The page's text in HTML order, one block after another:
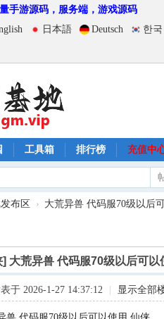
手游源码，服务端，游戏源码
日本語 Deutsch 한
工具箱 排行榜 充值中
布区 › 大荒异兽 代码服70级以后
] 大荒异兽 代码服70级以后可以
于 2026-1-27 14:37:12 显示全部